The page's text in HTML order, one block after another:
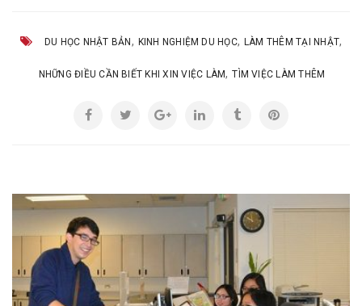
DU HỌC NHẬT BẢN , KINH NGHIỆM DU HỌC, LÀM THÊM TẠI NHẬT,
NHỮNG ĐIỀU CẦN BIẾT KHI XIN VIỆC LÀM, TÌM VIỆC LÀM THÊM